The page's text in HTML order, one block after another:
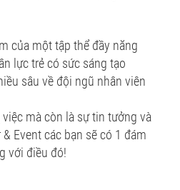
của một tập thể đầy năng
lực trẻ có sức sáng tạo
sâu về đội ngũ nhân viên
mà còn là sự tin tưởng và
Event các bạn sẽ có 1 đám
với điều đó!